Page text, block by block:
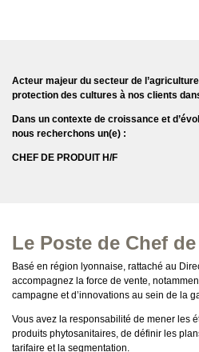
Acteur majeur du secteur de
protection des cultures à nos clients
Dans un contexte de croissance et
nous recherchons un(e) :
CHEF DE PRODUIT H/F
Le Poste de Chef
Basé en région lyonnaise, rattaché au
accompagnez la force de vente,
campagne et d’innovations au sein de la
Vous avez la responsabilité de mener les
produits phytosanitaires, de définir les
tarifaire et la segmentation.